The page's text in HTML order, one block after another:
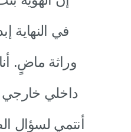
في النهاية
وراثة ماضٍ.
داخلي خارجي
أنتمي لسؤال